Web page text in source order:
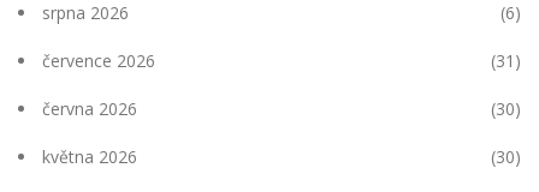
srpna 2026 (6)
července 2026 (31)
června 2026 (30)
května 2026 (30)